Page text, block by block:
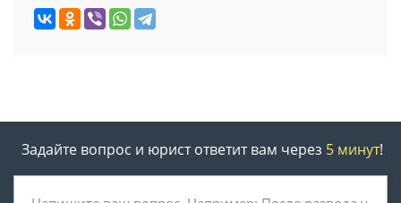
Задайте вопрос и юрист ответит вам через 5 минут!